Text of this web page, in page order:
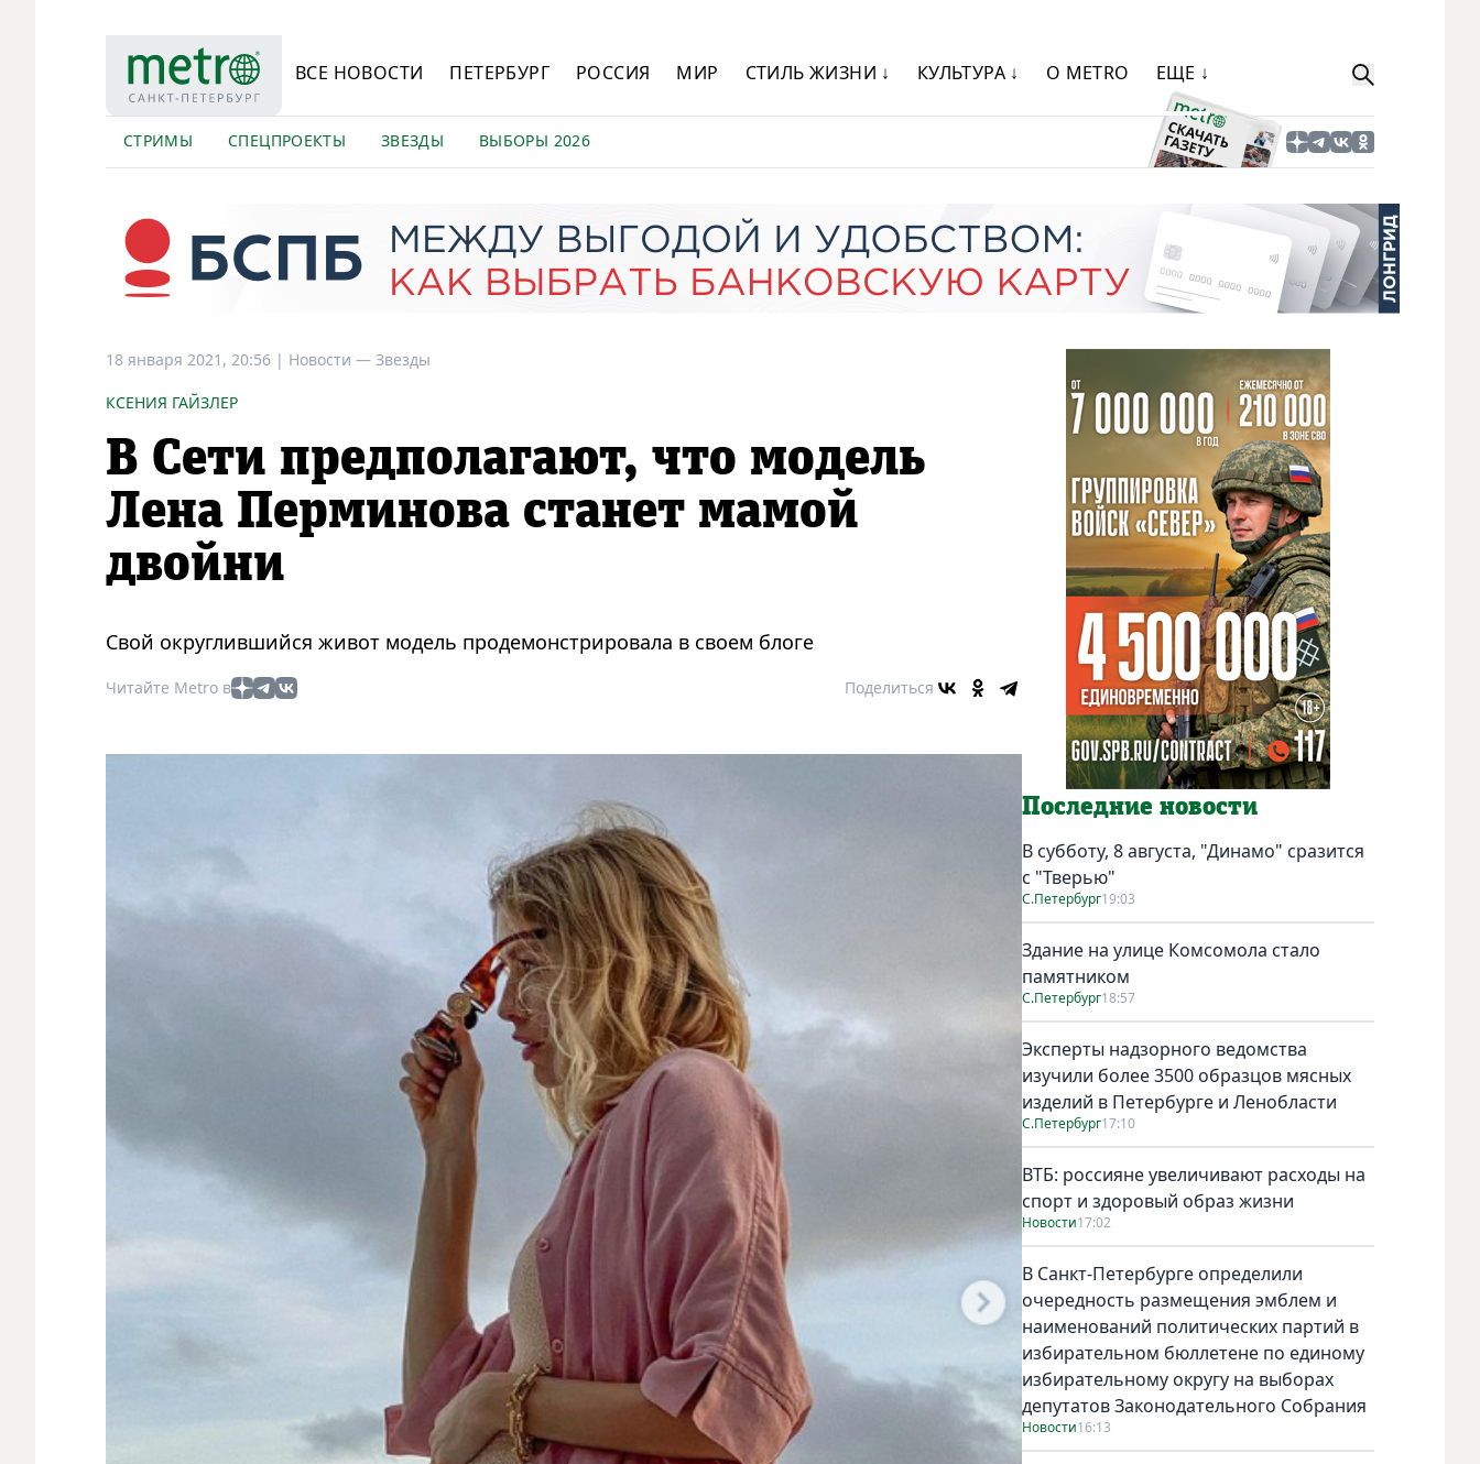
ВСЕ НОВОСТИ ПЕТЕРБУРГ РОССИЯ МИР СТИЛЬ ЖИЗНИ ↓ КУЛЬТУРА ↓ О METRO ЕЩЕ ↓
СТРИМЫ СПЕЦПРОЕКТЫ ЗВЕЗДЫ ВЫБОРЫ 2026
18 января 2021, 20:56 | Новости — Звезды
КСЕНИЯ ГАЙЗЛЕР
В Сети предполагают, что модель
Лена Перминова станет мамой
двойни
Свой округлившийся живот модель продемонстрировала в своем блоге
Читайте Metro в Поделиться
Последние новости
В субботу, 8 августа, "Динамо" сразится
с "Тверью"
С.Петербург19:03
Здание на улице Комсомола стало
памятником
С.Петербург18:57
Эксперты надзорного ведомства
изучили более 3500 образцов мясных
изделий в Петербурге и Ленобласти
С.Петербург17:10
ВТБ: россияне увеличивают расходы на
спорт и здоровый образ жизни
Новости17:02
В Санкт-Петербурге определили
очередность размещения эмблем и
наименований политических партий в
избирательном бюллетене по единому
избирательному округу на выборах
депутатов Законодательного Собрания
Новости16:13